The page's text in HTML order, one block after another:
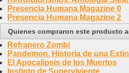
Presencia Humana Magazine 0
Presencia Humana Magazine 2
Quienes compraron este producto
Refranero Zombi
Pandemon. Historia de una
El Apocalipsis de los Muertos